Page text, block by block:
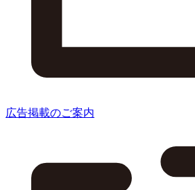
広告掲載のご案内